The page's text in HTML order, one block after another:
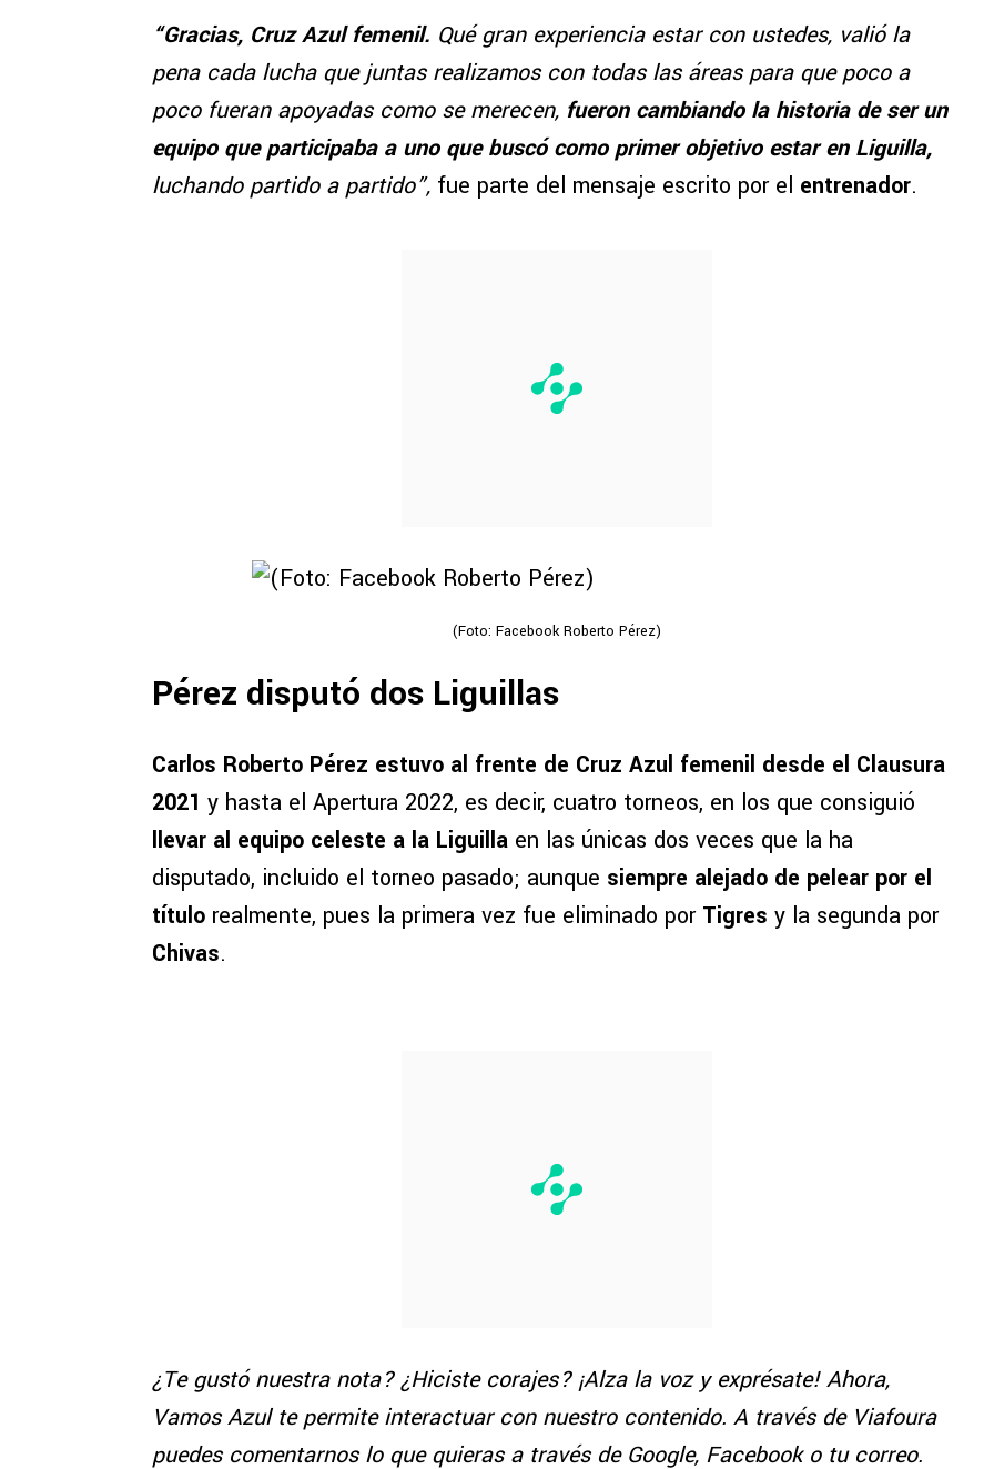
“Gracias, Cruz Azul femenil. Qué gran experiencia estar con ustedes, valió la
pena cada lucha que juntas realizamos con todas las áreas para que poco a
poco fueran apoyadas como se merecen, fueron cambiando la historia de ser un
equipo que participaba a uno que buscó como primer objetivo estar en Liguilla,
luchando partido a partido”, fue parte del mensaje escrito por el entrenador.
(Foto: Facebook Roberto Pérez)
Pérez disputó dos Liguillas
Carlos Roberto Pérez estuvo al frente de Cruz Azul femenil desde el Clausura
2021 y hasta el Apertura 2022, es decir, cuatro torneos, en los que consiguió
llevar al equipo celeste a la Liguilla en las únicas dos veces que la ha
disputado, incluido el torneo pasado; aunque siempre alejado de pelear por el
título realmente, pues la primera vez fue eliminado por Tigres y la segunda por
Chivas.
¿Te gustó nuestra nota? ¿Hiciste corajes? ¡Alza la voz y exprésate! Ahora,
Vamos Azul te permite interactuar con nuestro contenido. A través de Viafoura
puedes comentarnos lo que quieras a través de Google, Facebook o tu correo.